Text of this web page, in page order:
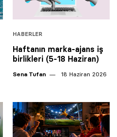
HABERLER
Haftanın marka-ajans iş
birlikleri (5-18 Haziran)
Sena Tufan 18 Haziran 2026